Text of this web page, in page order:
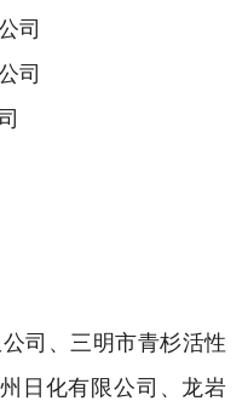
司
司
司、三明市青杉活性
日化有限公司、龙岩